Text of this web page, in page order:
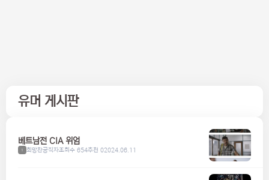
유머 게시판
베트남전 CIA 위엄
1 희망찬공직자조회수 654추천 02024.06.11